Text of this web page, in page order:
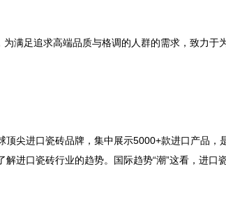
满足追求高端品质与格调的人群的需求，致力于
顶尖进口瓷砖品牌，集中展示5000+款进口产品
进口瓷砖行业的趋势。国际趋势“潮”这看，进口